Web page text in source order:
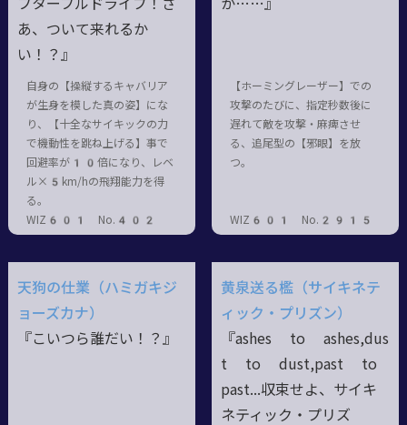
フターフルドライブ！さ
あ、ついて来れるか
い！？』
自身の【操縦するキャバリア
が生身を模した真の姿】にな
り、【十全なサイキックの力
で機動性を跳ね上げる】事で
回避率が10倍になり、レベ
ル×5km/hの飛翔能力を得
る。
WIZ601 No.402
か……』
【ホーミングレーザー】での
攻撃のたびに、指定秒数後に
遅れて敵を攻撃・麻痺させ
る、追尾型の【邪眼】を放
つ。
WIZ601 No.2915
天狗の仕業（ハミガキジ
ョーズカナ）
『こいつら誰だい！？』
黄泉送る檻（サイキネテ
ィック・プリズン）
『ashes to ashes,dus
t to dust,past to
past...収束せよ、サイキ
ネティック・プリズ